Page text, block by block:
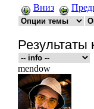
Вниз
Результаты
mendow